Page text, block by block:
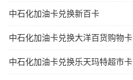
中石化加油卡兑换新百卡
中石化加油卡兑换大洋百货购物卡
中石化加油卡兑换乐天玛特超市卡